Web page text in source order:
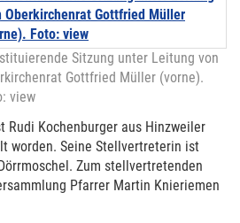
Sitzung unter Leitung von
Gottfried Müller (vorne).
view
Rudi Kochenburger aus Hinzweiler
worden. Seine Stellvertreterin ist
Zum stellvertretenden
Pfarrer Martin Knieriemen